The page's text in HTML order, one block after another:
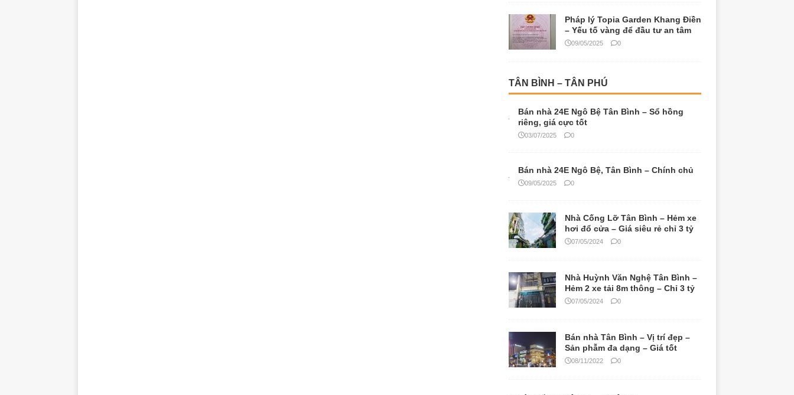
Pháp lý Topia Garden Khang Điền
– Yếu tố vàng để đầu tư an tâm
09/05/2025 0
TÂN BÌNH – TÂN PHÚ
Bán nhà 24E Ngô Bệ Tân Bình – Sổ hồng
riêng, giá cực tốt
03/07/2025 0
Bán nhà 24E Ngô Bệ, Tân Bình – Chính chủ
09/05/2025 0
Nhà Cống Lỡ Tân Bình – Hẻm xe
hơi đổ cửa – Giá siêu rẻ chỉ 3 tỷ
07/05/2024 0
Nhà Huỳnh Văn Nghệ Tân Bình –
Hẻm 2 xe tải 8m thông – Chỉ 3 tỷ
07/05/2024 0
Bán nhà Tân Bình – Vị trí đẹp –
Sản phẫm đa dạng – Giá tốt
08/11/2022 0